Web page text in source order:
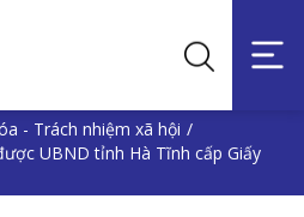
- Trách nhiệm xã hội /
UBND tỉnh Hà Tĩnh cấp Giấy